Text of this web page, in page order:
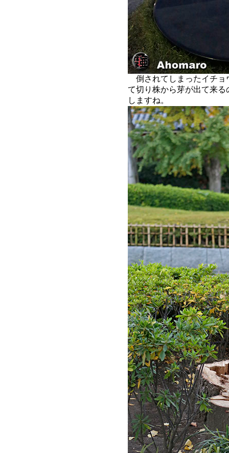
倒されてしまったイチョ
て切り株から芽が出て来
しますね。